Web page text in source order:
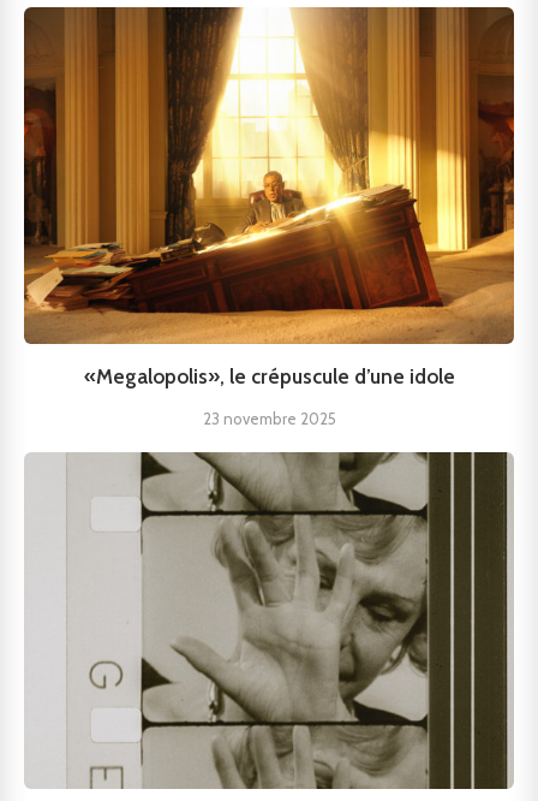
«Megalopolis», le crépuscule d’une idole
23 novembre 2025